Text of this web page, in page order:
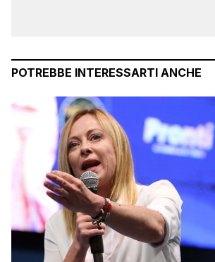
POTREBBE INTERESSARTI ANCHE